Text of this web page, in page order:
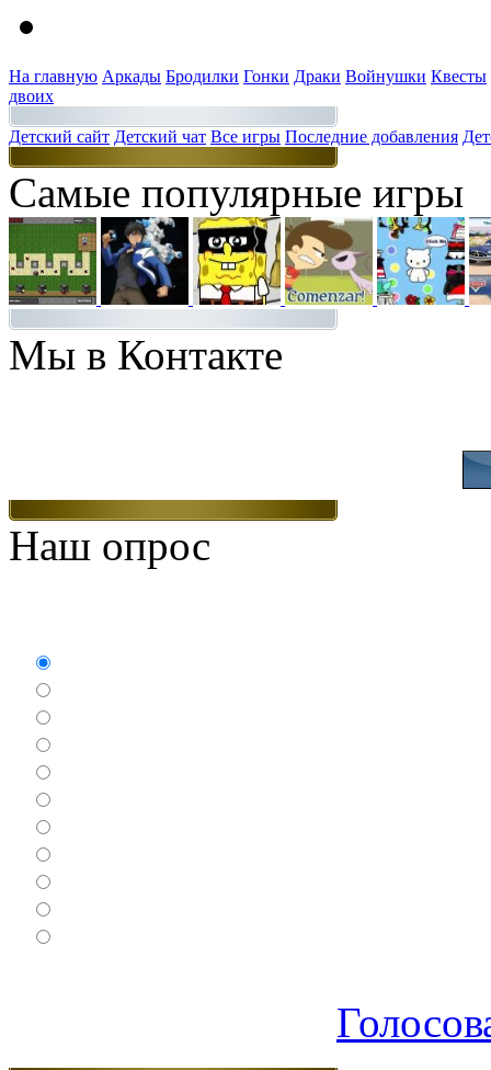
На главную Аркады Бродилки Гонки Драки Войнушки Квесты
двоих
Детский сайт Детский чат Все игры Последние добавления
Самые популярные игры
Мы в Контакте
Наш опрос